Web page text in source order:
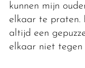
kunnen mijn
elkaar te praten.
altijd een
elkaar niet tegen